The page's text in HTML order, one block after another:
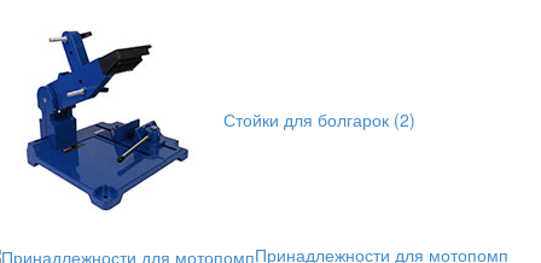
Стойки для болгарок (2)
Принадлежности для мотопомп